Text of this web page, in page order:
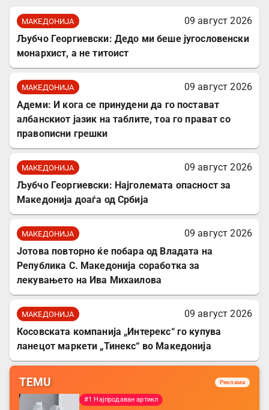
МАКЕДОНИЈА
09 август 2026
Љубчо Георгиевски: Дедо ми беше југословенски
монархист, а не титоист
МАКЕДОНИЈА
09 август 2026
Адеми: И кога се принудени да го постават
албанскиот јазик на таблите, тоа го прават со
правописни грешки
МАКЕДОНИЈА
09 август 2026
Љубчо Георгиевски: Најголемата опасност за
Македонија доаѓа од Србија
МАКЕДОНИЈА
09 август 2026
Јотова повторно ќе побара од Владата на
Република С. Македонија соработка за
лекувањето на Ива Михаилова
МАКЕДОНИЈА
09 август 2026
Косовската компанија „Интерекс“ го купува
ланецот маркети „Тинекс“ во Македонија
TEMU Реклама
#1 Најпродаван артикл